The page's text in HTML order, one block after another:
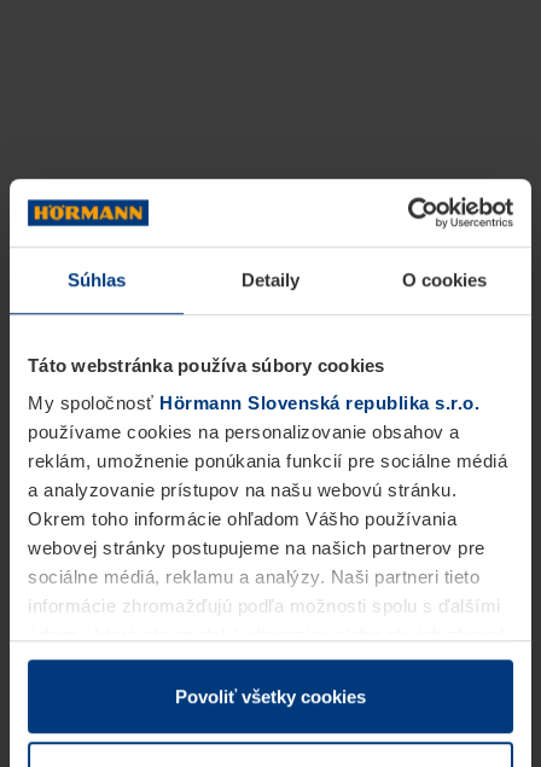
Súhlas Detaily O cookies
Táto webstránka používa súbory cookies
My spoločnosť Hörmann Slovenská republika s.r.o.
používame cookies na personalizovanie obsahov a
reklám, umožnenie ponúkania funkcií pre sociálne médiá
a analyzovanie prístupov na našu webovú stránku.
Okrem toho informácie ohľadom Vášho používania
webovej stránky postupujeme na našich partnerov pre
sociálne médiá, reklamu a analýzy. Naši partneri tieto
informácie zhromažďujú podľa možnosti spolu s ďalšími
v rámci Vášho využívania služieb.
Z právneho hľadiska môžeme cookies ukladať na Vašom
prevádzku tejto stránky. Pre všetky ostatné typy cookie
Povoliť všetky cookies